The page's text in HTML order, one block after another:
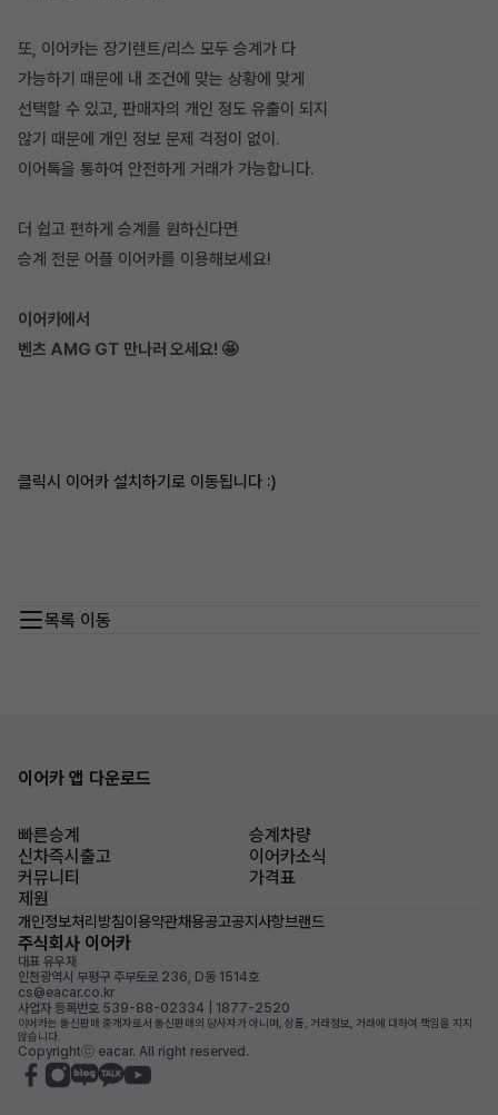
또, 이어카는 장기렌트/리스 모두 승계가 다
가능하기 때문에 내 조건에 맞는 상황에 맞게
선택할 수 있고, 판매자의 개인 정도 유출이 되지
않기 때문에 개인 정보 문제 걱정이 없이.
이어톡을 통하여 안전하게 거래가 가능합니다.
더 쉽고 편하게 승계를 원하신다면
승계 전문 어플 이어카를 이용해보세요!
이어카에서
벤츠 AMG GT 만나러 오세요! 🤩
클릭시 이어카 설치하기로 이동됩니다 :)
목록 이동
이어카 앱 다운로드
빠른승계
승계차량
신차즉시출고
이어카소식
커뮤니티
가격표
제원
개인정보처리방침이용약관채용공고공지사항브랜드
주식회사 이어카
대표 유우재
인천광역시 부평구 주부토로 236, D동 1514호
cs@eacar.co.kr
사업자 등록번호 539-88-02334 | 1877-2520
이어카는 통신판매 중개자로서 통신판매의 당사자가 아니며, 상품, 거래정보, 거래에 대하여 책임을 지지
않습니다.
Copyrightⓒ eacar. All right reserved.